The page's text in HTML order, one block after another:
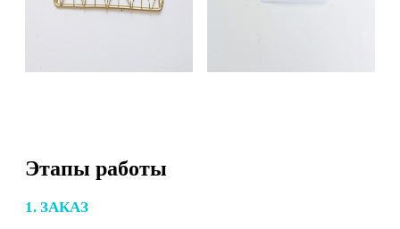
Этапы работы
1. ЗАКАЗ